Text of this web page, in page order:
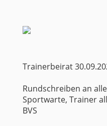
Trainerbeirat
Rundschreiben an
Sportwarte, Trainer
BVS